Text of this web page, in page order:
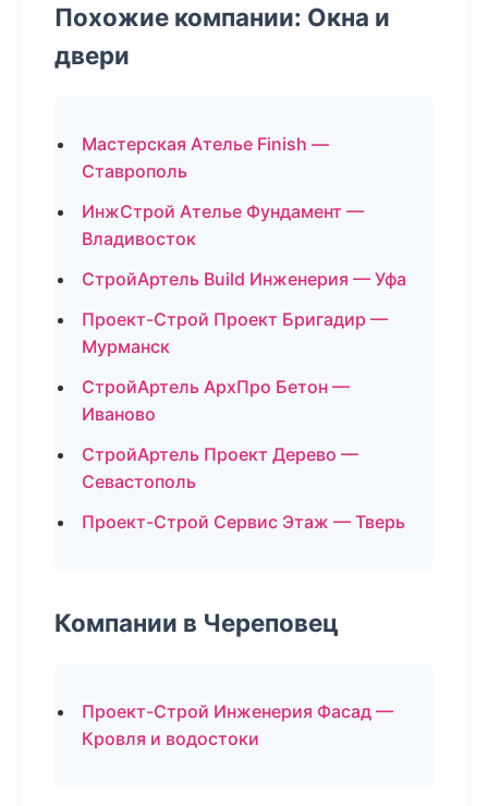
Похожие компании: Окна и
двери
Мастерская Ателье Finish —
Ставрополь
ИнжСтрой Ателье Фундамент —
Владивосток
СтройАртель Build Инженерия — Уфа
Проект-Строй Проект Бригадир —
Мурманск
СтройАртель АрхПро Бетон —
Иваново
СтройАртель Проект Дерево —
Севастополь
Проект-Строй Сервис Этаж — Тверь
Компании в Череповец
Проект-Строй Инженерия Фасад —
Кровля и водостоки